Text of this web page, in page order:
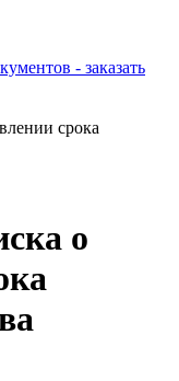
- заказать
срока
о